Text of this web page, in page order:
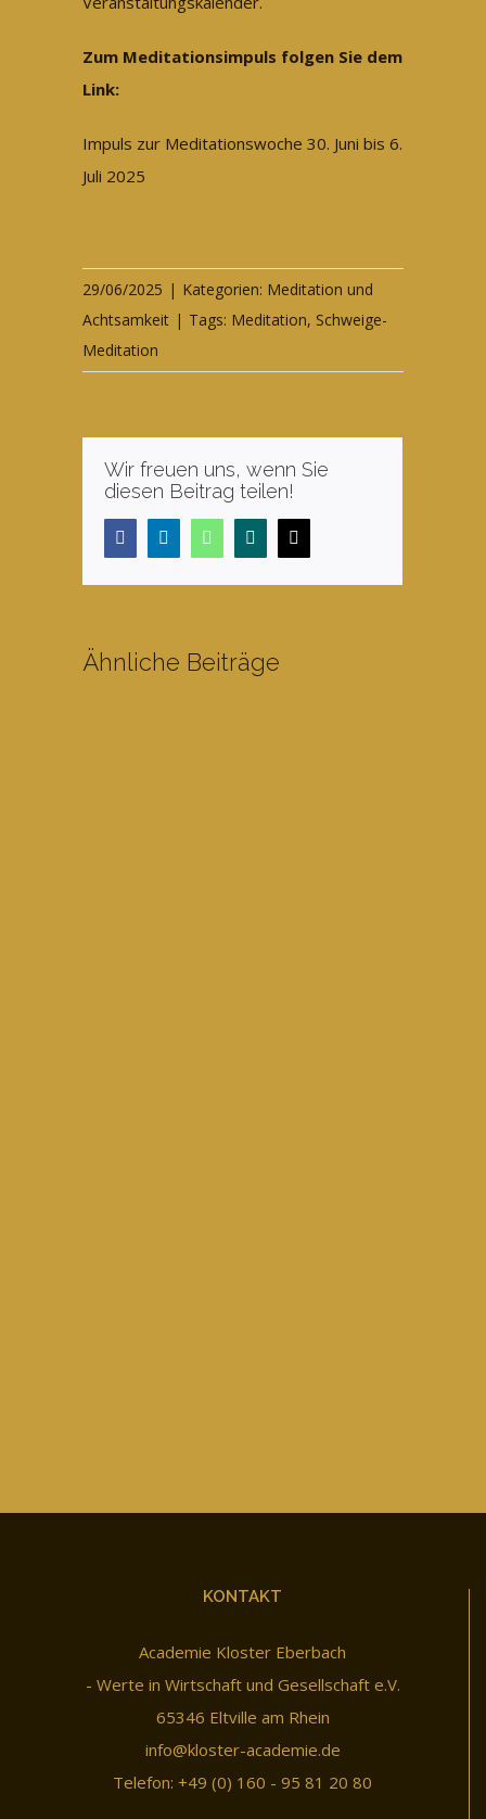
Zum Meditationsimpuls folgen Sie dem
Link:
Impuls zur Meditationswoche 30. Juni bis 6.
Juli 2025
29/06/2025 | Kategorien: Meditation und
Achtsamkeit | Tags: Meditation, Schweige-
Meditation
Wir freuen uns, wenn Sie
diesen Beitrag teilen!
FacebookLinkedInWhatsAppXing
Mail
Ähnliche Beiträge
KONTAKT
Academie Kloster Eberbach
- Werte in Wirtschaft und Gesellschaft e.V.
65346 Eltville am Rhein
info@kloster-academie.de
Telefon: +49 (0) 160 - 95 81 20 80